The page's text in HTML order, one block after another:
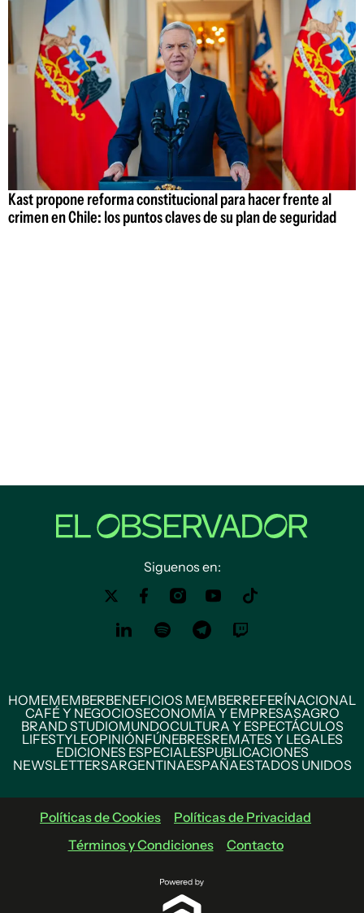
Kast propone reforma constitucional para hacer frente al
crimen en Chile: los puntos claves de su plan de seguridad
Siguenos en:
HOMEMEMBERBENEFICIOS MEMBERREFERÍNACIONAL
CAFÉ Y NEGOCIOSECONOMÍA Y EMPRESASAGRO
BRAND STUDIOMUNDOCULTURA Y ESPECTÁCULOS
LIFESTYLEOPINIÓNFÚNEBRESREMATES Y LEGALES
EDICIONES ESPECIALESPUBLICACIONES
NEWSLETTERSARGENTINAESPAÑAESTADOS UNIDOS
Políticas de Cookies
Políticas de Privacidad
Términos y Condiciones
Contacto